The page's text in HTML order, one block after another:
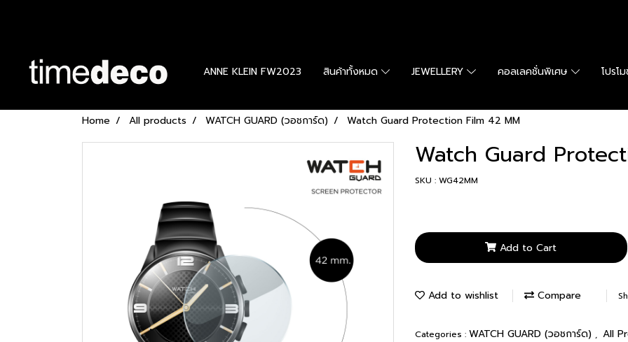
ANNE KLEIN FW2023 สินค้าทั้งหมด JEWELLERY คอลเลคชั่นพิเศษ โปรโ
Home All products WATCH GUARD (วอชการ์ด) Watch Guard Protection Film 42 MM
Watch Guard
SKU : WG42MM
Add to Cart
Add to wishlist Compare
Categories : WATCH GUARD (วอชการ์ด) , All